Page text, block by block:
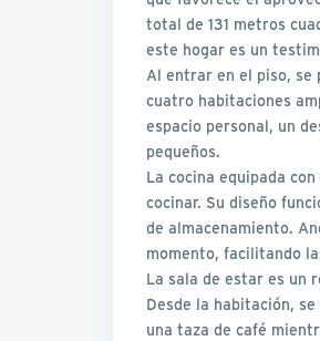
total de 131 metros
este hogar es un
Al entrar en el piso, se
cuatro habitaciones
espacio personal, un
pequeños.
La cocina equipada
cocinar. Su diseño
de almacenamiento.
momento, facilitando
La sala de estar es un
Desde la habitación,
una taza de café